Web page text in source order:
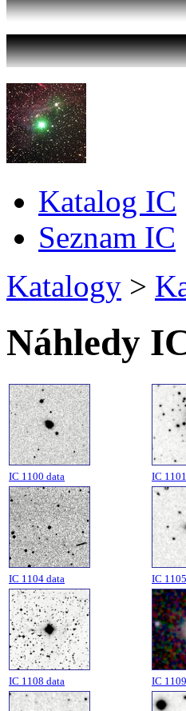
Katalog IC
Seznam IC
Katalogy >
Náhledy
IC 1100 data IC
IC 1104 data IC
IC 1108 data IC